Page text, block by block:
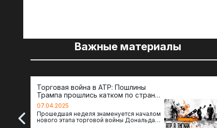
Важные материалы
Торговая война в АТР: Пошлины
Трампа прошлись катком по странам
региона
07.04.2025
Прошедшая неделя знаменуется началом
нового этапа торговой войны Дональда